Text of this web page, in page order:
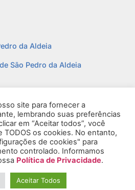
da Aldeia
São Pedro da Aldeia
site para fornecer a
lembrando suas preferências
em “Aceitar todos”, você
os cookies. No entanto,
de cookies" para
controlado. Informamos
Política de Privacidade.
Aceitar Todos